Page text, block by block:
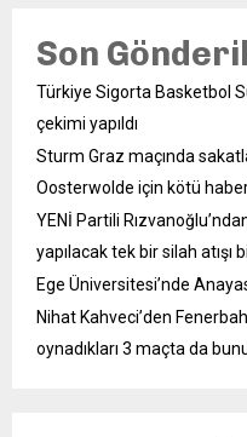
Son
Türkiye Sigorta Basketbol
çekimi yapıldı
Sturm Graz maçında
Oosterwolde için kötü
YENİ Partili
yapılacak tek bir silah atışı
Ege Üniversitesi’nde
Nihat Kahveci’den
oynadıkları 3 maçta da